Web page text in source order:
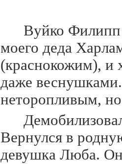
Вуйко Филипп
моего деда
(краснокожим), и
даже
неторопливым, но
Вернулся в
девушка Люба.